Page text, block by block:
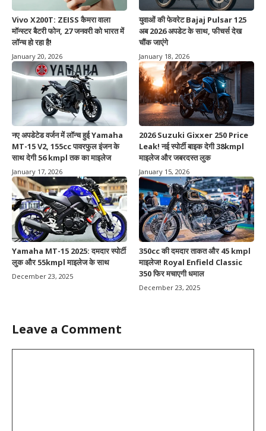
Vivo X200T: ZEISS कैमरा वाला
मॉन्स्टर बैटरी फोन, 27 जनवरी को भारत में
लॉन्च हो रहा है!
January 20, 2026
युवाओं की फेवरेट Bajaj Pulsar 125
अब 2026 अपडेट के साथ, फीचर्स देख
चौंक जाएंगे
January 18, 2026
नए अपडेटेड वर्जन में लॉन्च हुई Yamaha
MT-15 V2, 155cc पावरफुल इंजन के
साथ देगी 56 kmpl तक का माइलेज
January 17, 2026
2026 Suzuki Gixxer 250 Price
Leak! नई स्पोर्टी बाइक देगी 38kmpl
माइलेज और जबरदस्त लुक
January 15, 2026
Yamaha MT-15 2025: दमदार स्पोर्टी
लुक और 55kmpl माइलेज के साथ
December 23, 2025
350cc की दमदार ताकत और 45 kmpl
माइलेज! Royal Enfield Classic
350 फिर मचाएगी धमाल
December 23, 2025
Leave a Comment